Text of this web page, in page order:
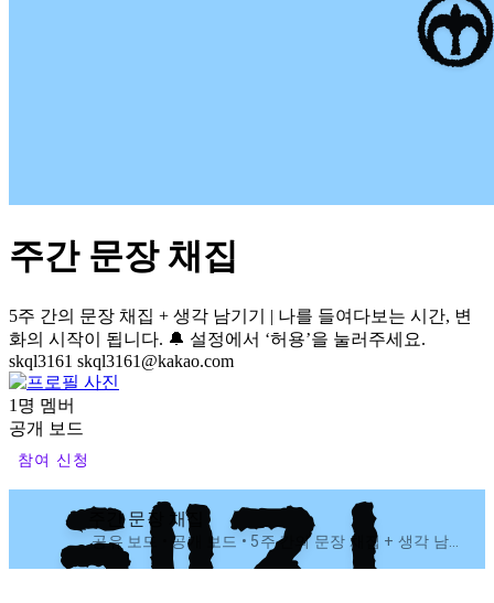
주간 문장 채집
5주 간의 문장 채집 + 생각 남기기 | 나를 들여다보는 시간, 변
화의 시작이 됩니다. 🔔 설정에서 ‘허용’을 눌러주세요.
skql3161 skql3161@kakao.com
1명 멤버
공개 보드
참여 신청
주간 문장 채집
공유 보드 • 공개 보드 • 5주 간의 문장 채집 + 생각 남기기 | 나를 들여다보는 시간, 변화의 시작이 됩니다. 🔔 설정에서 ‘허용’을 눌러주세요.